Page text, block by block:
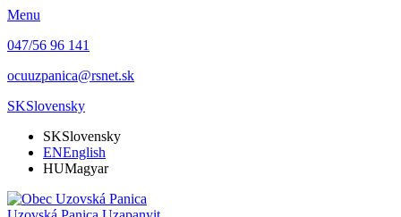
Menu
047/56 96 141
ocuuzpanica@rsnet.sk
SKSlovensky
SKSlovensky
ENEnglish
HUMagyar